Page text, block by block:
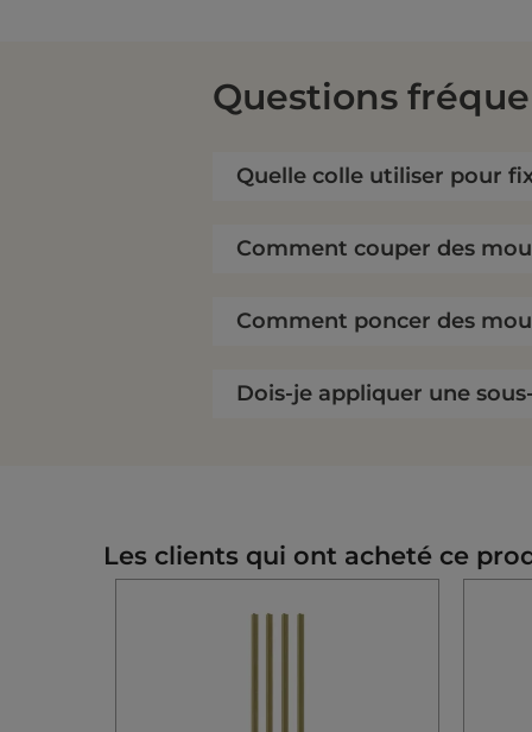
Questions
Quelle colle utiliser pour
Comment couper des
Comment poncer des
Dois-je appliquer une
Les clients qui ont acheté ce